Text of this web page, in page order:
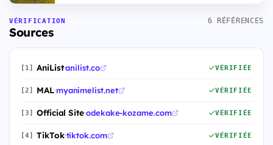
VÉRIFICATION
Sources
6 RÉFÉRENCES
[1] AniList·anilist.co VÉRIFIÉE
[2] MAL·myanimelist.net VÉRIFIÉE
[3] Official Site·odekake-kozame.com VÉRIFIÉE
[4] TikTok·tiktok.com VÉRIFIÉE